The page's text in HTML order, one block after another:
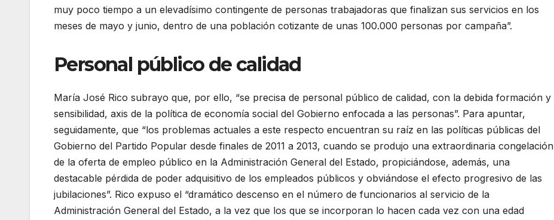
muy poco tiempo a un elevadísimo contingente de personas trabajadoras que finalizan sus servicios en los
meses de mayo y junio, dentro de una población cotizante de unas 100.000 personas por campaña”.
Personal público de calidad
María José Rico subrayo que, por ello, “se precisa de personal público de calidad, con la debida formación y
sensibilidad, axis de la política de economía social del Gobierno enfocada a las personas”. Para apuntar,
seguidamente, que “los problemas actuales a este respecto encuentran su raíz en las políticas públicas del
Gobierno del Partido Popular desde finales de 2011 a 2013, cuando se produjo una extraordinaria congelación
de la oferta de empleo público en la Administración General del Estado, propiciándose, además, una
destacable pérdida de poder adquisitivo de los empleados públicos y obviándose el efecto progresivo de las
jubilaciones”. Rico expuso el “dramático descenso en el número de funcionarios al servicio de la
Administración General del Estado, a la vez que los que se incorporan lo hacen cada vez con una edad